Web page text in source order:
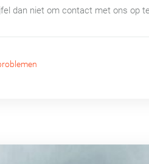
dan niet om contact met ons op